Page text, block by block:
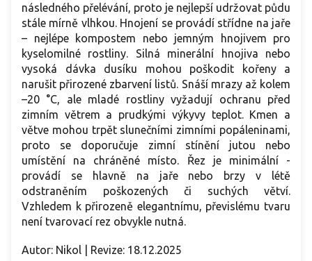
následného přelévání, proto je nejlepší udržovat půdu
stále mírně vlhkou. Hnojení se provádí střídne na jaře
– nejlépe kompostem nebo jemným hnojivem pro
kyselomilné rostliny. Silná minerální hnojiva nebo
vysoká dávka dusíku mohou poškodit kořeny a
narušit přirozené zbarvení listů. Snáší mrazy až kolem
–20 °C, ale mladé rostliny vyžadují ochranu před
zimním větrem a prudkými výkyvy teplot. Kmen a
větve mohou trpět slunečními zimními popáleninami,
proto se doporučuje zimní stínění jutou nebo
umístění na chráněné místo. Řez je minimální -
provádí se hlavně na jaře nebo brzy v létě
odstraněním poškozených či suchých větví.
Vzhledem k přirozeně elegantnímu, převislému tvaru
není tvarovací rez obvykle nutná.
Autor: Nikol | Revize: 18.12.2025